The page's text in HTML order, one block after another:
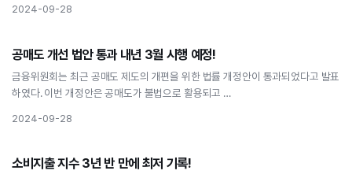
2024-09-28
공매도 개선 법안 통과 내년 3월 시행 예정!
경제
공매도 개선 법안 통과 내년 3월 시행 예정!
금융위원회는 최근 공매도 제도의 개편을 위한 법률 개정안이 통과되었다고 발표
하였다. 이번 개정안은 공매도가 불법으로 활용되고 …
2024-09-28
소비지출 지수 3년 반 만에 최저 기록!
경제
소비지출 지수 3년 반 만에 최저 기록!